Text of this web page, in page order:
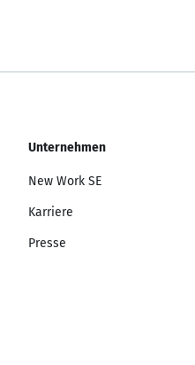
Unternehmen
New Work SE
Karriere
Presse